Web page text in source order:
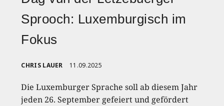
Sprooch: Luxemburgisch im
Fokus
CHRIS LAUER 11.09.2025
Die Luxemburger Sprache soll ab diesem Jahr
jeden 26. September gefeiert und gefördert